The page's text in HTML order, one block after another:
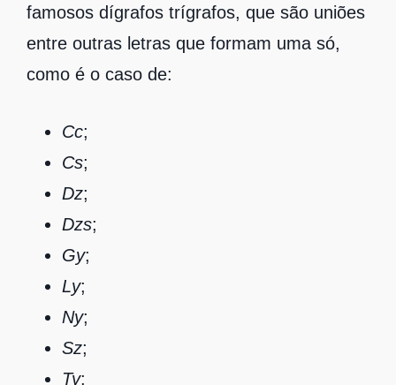
famosos dígrafos trígrafos, que são uniões
entre outras letras que formam uma só,
como é o caso de:
Cc;
Cs;
Dz;
Dzs;
Gy;
Ly;
Ny;
Sz;
Ty;